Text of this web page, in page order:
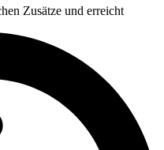
Zusätze und erreicht